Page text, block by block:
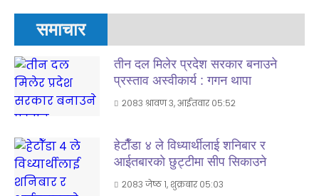
समाचार
तीन दल मिलेर प्रदेश सरकार बनाउने
प्रस्ताव अस्वीकार्य : गगन थापा
२०८३ श्रावण ३, आईतवार ०५:५२
हेटाैँडा ४ ले विध्यार्थीलाई शनिबार र
आईतबारकाे छुट्टीमा सीप सिकाउने
२०८३ जेष्ठ १, शुक्रबार ०५:०३